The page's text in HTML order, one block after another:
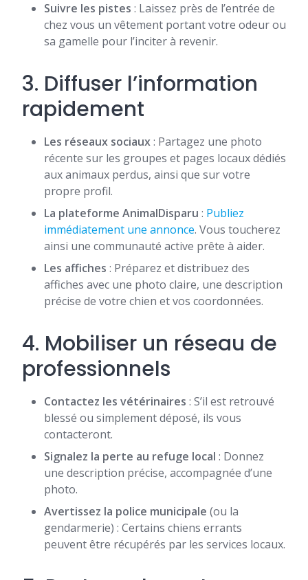
Suivre les pistes : Laissez près de l’entrée de
chez vous un vêtement portant votre odeur ou
sa gamelle pour l’inciter à revenir.
3. Diffuser l’information
rapidement
Les réseaux sociaux: Partagez une photo
récente sur les groupes et pages locaux dédiés
aux animaux perdus, ainsi que sur votre
propre profil.
La plateforme AnimalDisparu : Publiez
immédiatement une annonce. Vous toucherez
ainsi une communauté active prête à aider.
Les affiches : Préparez et distribuez des
affiches avec une photo claire, une description
précise de votre chien et vos coordonnées.
4. Mobiliser un réseau de
professionnels
Contactez les vétérinaires : S’il est retrouvé
blessé ou simplement déposé, ils vous
contacteront.
Signalez la perte au refuge local : Donnez
une description précise, accompagnée d’une
photo.
Avertissez la police municipale (ou la
gendarmerie) : Certains chiens errants
peuvent être récupérés par les services locaux.